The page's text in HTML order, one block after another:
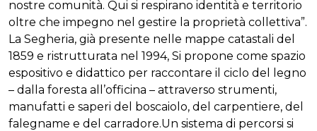
nostre comunità. Qui si respirano identità e territorio
oltre che impegno nel gestire la proprietà collettiva”.
La Segheria, già presente nelle mappe catastali del
1859 e ristrutturata nel 1994, Si propone come spazio
espositivo e didattico per raccontare il ciclo del legno
– dalla foresta all’officina – attraverso strumenti,
manufatti e saperi del boscaiolo, del carpentiere, del
falegname e del carradore.Un sistema di percorsi si